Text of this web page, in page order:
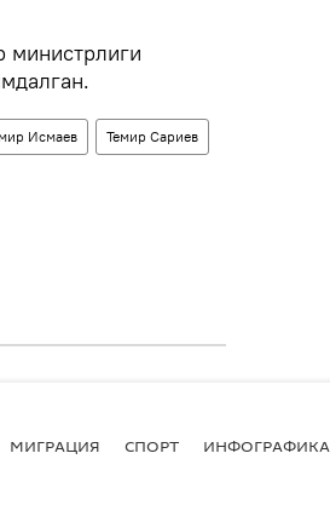
министрлиги
Исмаев Темир Сариев
МИГРАЦИЯ СПОРТ ИНФОГРАФИКА